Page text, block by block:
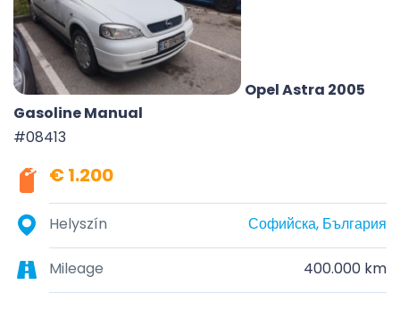
Opel Astra 2005
Gasoline Manual
#08413
€ 1.200
Helyszín Софийска, България
Mileage 400.000 km